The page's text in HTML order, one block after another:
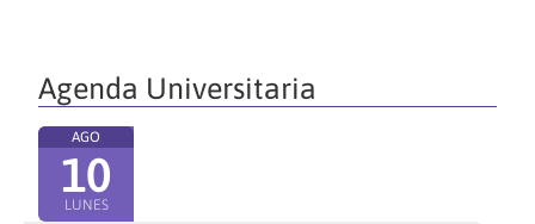
Agenda Universitaria
AGO
10
LUNES